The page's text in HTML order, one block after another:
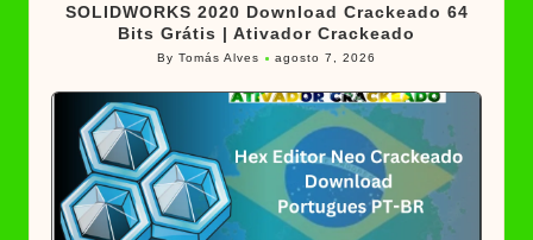
SOLIDWORKS 2020 Download Crackeado 64
Bits Grátis | Ativador Crackeado
Posted
ByTomás Alves agosto 7, 2026